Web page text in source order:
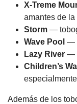
X-Treme
amantes de
Storm —
Wave Pool —
Lazy River —
Children’s
Además de los